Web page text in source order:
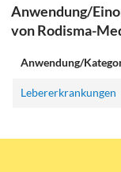
Anwendung/
von Rodisma-
Anwendung/
Lebererkrankungen